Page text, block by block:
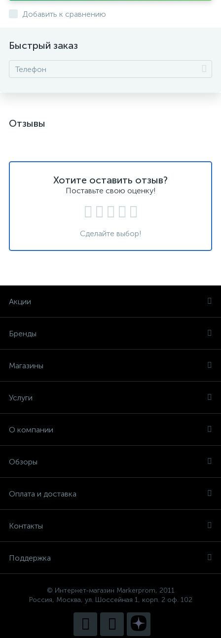
Добавить к сравнению
Быстрый заказ
Отзывы
Хотите оставить отзыв?
Поставьте свою оценку!
Сделайте выбор!
Акции
Бренды
Магазины
Услуги
О компании
Обзоры
Оплата и доставка
Контакты
Поддержка
© Интернет-магазин Markerprom, 2011
Россия, Москва, ул. Шоссейная 1, корп. 2 оф. 102